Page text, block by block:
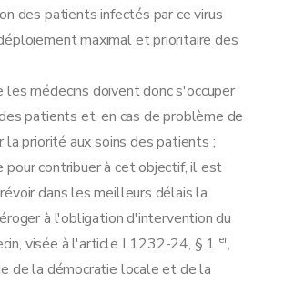
des patients infectés par ce virus
maximal et prioritaire des
les médecins doivent donc s'occuper
patients et, en cas de problème de
la priorité aux soins des patients ;
pour contribuer à cet objectif, il est
dans les meilleurs délais la
à l'obligation d'intervention du
visée à l'article L1232-24, § 1 er,
de la démocratie locale et de la